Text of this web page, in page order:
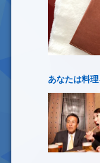
あなたは料